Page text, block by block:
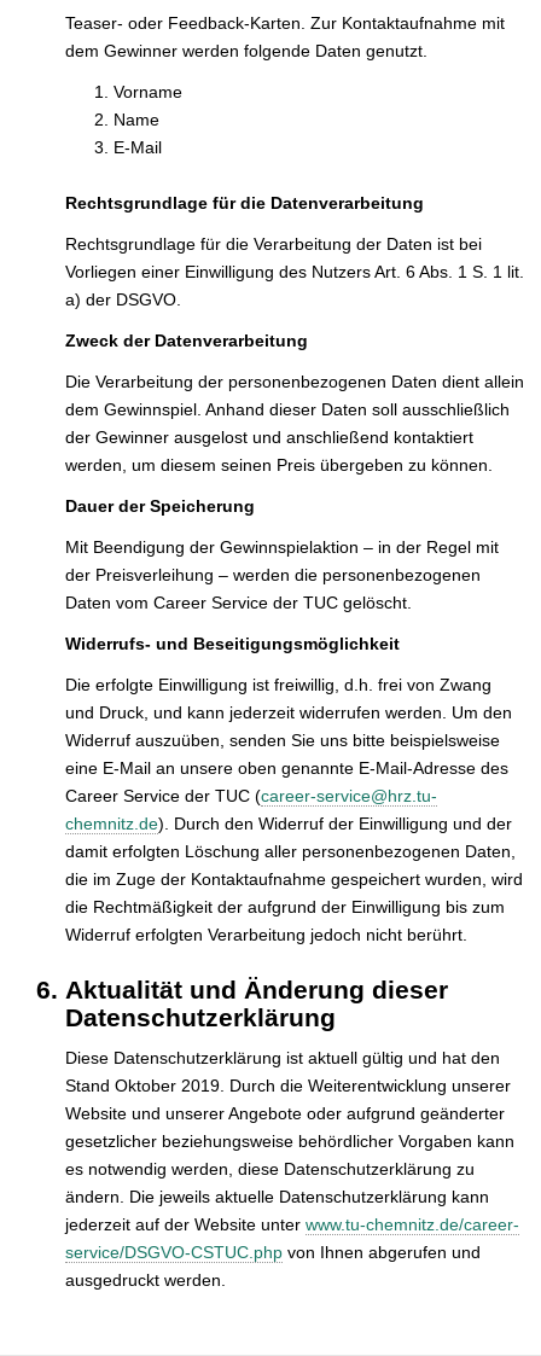
Teaser- oder Feedback-Karten. Zur Kontaktaufnahme mit
dem Gewinner werden folgende Daten genutzt.
Vorname
Name
E-Mail
Rechtsgrundlage für die Datenverarbeitung
Rechtsgrundlage für die Verarbeitung der Daten ist bei
Vorliegen einer Einwilligung des Nutzers Art. 6 Abs. 1 S. 1 lit.
a) der DSGVO.
Zweck der Datenverarbeitung
Die Verarbeitung der personenbezogenen Daten dient allein
dem Gewinnspiel. Anhand dieser Daten soll ausschließlich
der Gewinner ausgelost und anschließend kontaktiert
werden, um diesem seinen Preis übergeben zu können.
Dauer der Speicherung
Mit Beendigung der Gewinnspielaktion – in der Regel mit
der Preisverleihung – werden die personenbezogenen
Daten vom Career Service der TUC gelöscht.
Widerrufs- und Beseitigungsmöglichkeit
Die erfolgte Einwilligung ist freiwillig, d.h. frei von Zwang
und Druck, und kann jederzeit widerrufen werden. Um den
Widerruf auszuüben, senden Sie uns bitte beispielsweise
eine E-Mail an unsere oben genannte E-Mail-Adresse des
Career Service der TUC (career-service@hrz.tu-
chemnitz.de). Durch den Widerruf der Einwilligung und der
damit erfolgten Löschung aller personenbezogenen Daten,
die im Zuge der Kontaktaufnahme gespeichert wurden, wird
die Rechtmäßigkeit der aufgrund der Einwilligung bis zum
Widerruf erfolgten Verarbeitung jedoch nicht berührt.
Aktualität und Änderung dieser
Datenschutzerklärung
Diese Datenschutzerklärung ist aktuell gültig und hat den
Stand Oktober 2019. Durch die Weiterentwicklung unserer
Website und unserer Angebote oder aufgrund geänderter
gesetzlicher beziehungsweise behördlicher Vorgaben kann
es notwendig werden, diese Datenschutzerklärung zu
ändern. Die jeweils aktuelle Datenschutzerklärung kann
jederzeit auf der Website unter www.tu-chemnitz.de/career-
service/DSGVO-CSTUC.php von Ihnen abgerufen und
ausgedruckt werden.